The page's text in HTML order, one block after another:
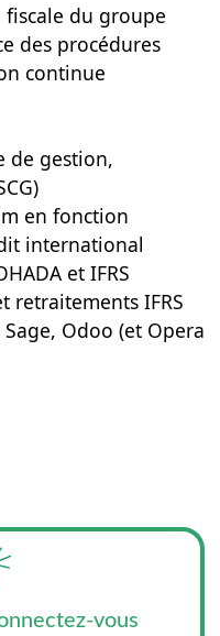
fiscale du groupe
des procédures
continue
de gestion,
en fonction
international
et IFRS
retraitements IFRS
Odoo (et Opera
vous